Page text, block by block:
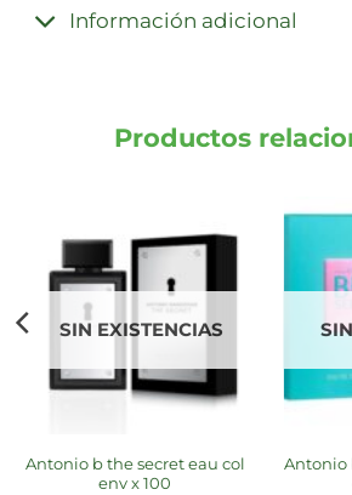
Información adicional
Productos
SIN EXISTENCIAS
antonio b the secret eau col
env x 100
antonio b blue sedu woman